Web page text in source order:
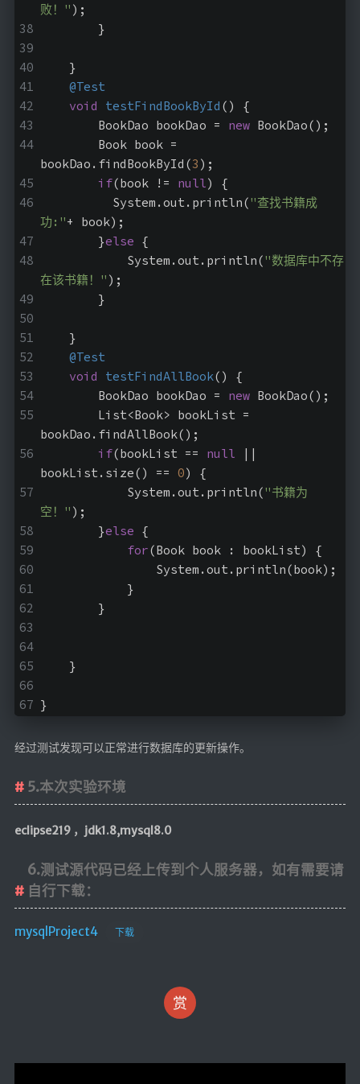
败！" );
        }
    }
@Test
void
testFindBookById ()
{
        BookDao bookDao =
new BookDao();
bookDao.findBookById(3 );
if(book != null) {
          System.out.println(
"查找书籍成
功:"+ book);
        }
else {
            System.out.println(
"数据库中不存
在该书籍！" );
        }
    }
@Test
void
testFindAllBook()
{
        BookDao bookDao =
new BookDao();
bookDao.findAllBook();
if(bookList == null ||
bookList.size() == 0) {
            System.out.println(
"书籍为
空！" );
        }
else {
for(Book book : bookList) {
                System.out.println(book);
            }
        }
    }
}
经过测试发现可以正常进行数据库的更新操作。
5.本次实验环境
eclipse219 ，jdk1.8,mysql8.0
6.测试源代码已经上传到个人服务器，如有需要请
自行下载：
mysqlProject4 下载
赏